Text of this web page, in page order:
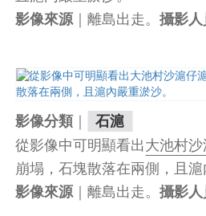
影像來源｜離島出走。攝影人
影像分類｜ 石滬
從影像中可明顯看出大池村
崩塌，石塊散落在兩側，且滬
影像來源｜離島出走。攝影人